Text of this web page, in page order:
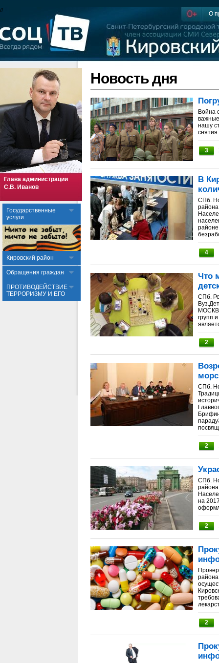
О
//
Глава администрации
С.В. Иванов
Государственные
услуги
Кировский район
Обращения граждан
ПРОТИВОДЕЙСТВИЕ
ТЕРРОРИЗМУ И ЕГО
Новость дня
Война
нашу
3
В
СПб.
4
Что
СПб.
групп
2
СПб.
2
СПб.
на
2
2